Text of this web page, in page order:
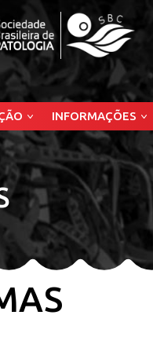
INFORMAÇÕES